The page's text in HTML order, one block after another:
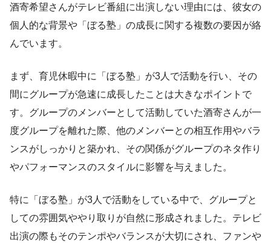
酒寄希望さんがテレビ番組に出演しない理由には、彼女の
個人的な背景や「ぼる塾」の成長に関する複数の要因が絡
んでいます。
まず、育児休暇中に「ぼる塾」が3人で活動を行い、その
間にグループが急速に成長したことは大きなポイントで
す。グループのメンバーとして活動していた酒寄さんが一
度グループを離れた際、他のメンバーとの相互作用やバラ
ンスがしっかりと築かれ、その関係がグループのネタ作り
やパフォーマンスのスタイルに影響を与えました。
特に「ぼる塾」が3人で活動をしている中で、グループと
しての雰囲気ややり取りが自然に形成されました。テレビ
出演の際もそのテンポやバランスが大切にされ、ファンや